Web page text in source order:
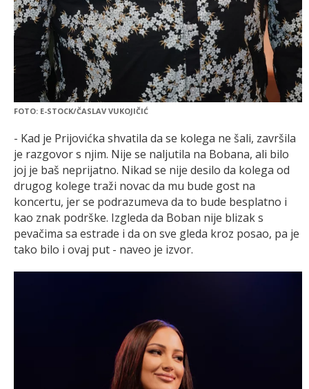
FOTO: E-STOCK/ČASLAV VUKOJIČIĆ
- Kad je Prijovićka shvatila da se kolega ne šali, završila
je razgovor s njim. Nije se naljutila na Bobana, ali bilo
joj je baš neprijatno. Nikad se nije desilo da kolega od
drugog kolege traži novac da mu bude gost na
koncertu, jer se podrazumeva da to bude besplatno i
kao znak podrške. Izgleda da Boban nije blizak s
pevačima sa estrade i da on sve gleda kroz posao, pa je
tako bilo i ovaj put - naveo je izvor.